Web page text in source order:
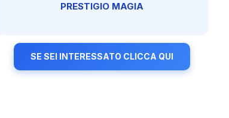
PRESTIGIO MAGIA
SE SEI INTERESSATO CLICCA QUI